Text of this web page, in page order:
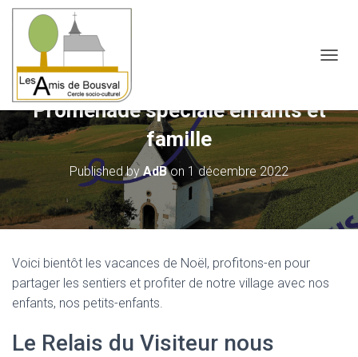
Promenade spéciale enfants et
famille
Published by AdBon 1 décembre 2022
Voici bientôt les vacances de Noël, profitons-en pour
partager les sentiers et profiter de notre village avec nos
enfants, nos petits-enfants.
Le Relais du Visiteur nous